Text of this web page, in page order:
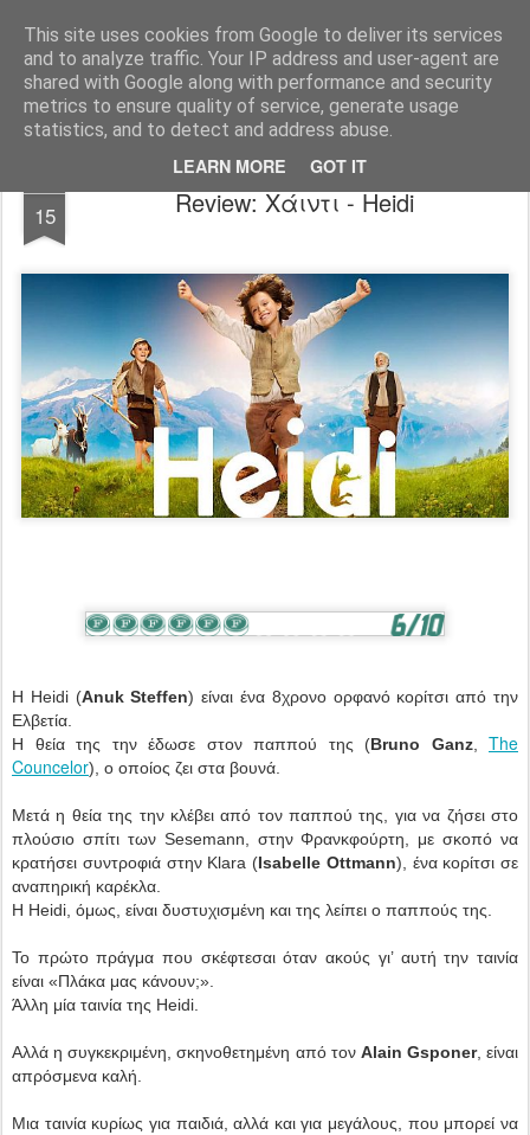
This site uses cookies from Google to deliver its services
and to analyze traffic. Your IP address and user-agent are
shared with Google along with performance and security
metrics to ensure quality of service, generate usage
statistics, and to detect and address abuse.
LEARN MORE GOT IT
FilmBoy
15 Review: Χάιντι - Heidi
Η Heidi (Anuk Steffen) είναι ένα 8χρονο ορφανό κορίτσι από την
Ελβετία.
Η θεία της την έδωσε στον παππού της (Bruno Ganz, The
Councelor), ο οποίος ζει στα βουνά.
Μετά η θεία της την κλέβει από τον παππού της, για να ζήσει στο
πλούσιο σπίτι των Sesemann, στην Φρανκφούρτη, με σκοπό να
κρατήσει συντροφιά στην Klara (Isabelle Ottmann), ένα κορίτσι σε
αναπηρική καρέκλα.
Η Heidi, όμως, είναι δυστυχισμένη και της λείπει ο παππούς της.
Το πρώτο πράγμα που σκέφτεσαι όταν ακούς γι’ αυτή την ταινία
είναι «Πλάκα μας κάνουν;».
Άλλη μία ταινία της Heidi.
Αλλά η συγκεκριμένη, σκηνοθετημένη από τον Alain Gsponer, είναι
απρόσμενα καλή.
Μια ταινία κυρίως για παιδιά, αλλά και για μεγάλους, που μπορεί να